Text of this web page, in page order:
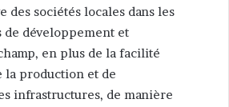
des sociétés locales dans les
de développement et
en plus de la facilité
la production et de
infrastructures, de manière